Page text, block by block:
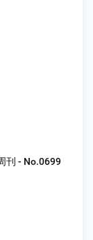
刊 - No.0699